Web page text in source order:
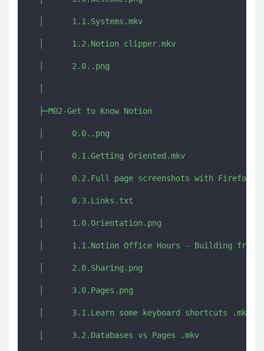
  │      1.1.Systems.mkv
  │      1.2.Notion clipper.mkv
  │      2.0..png
  ├─M02-Get to Know Notion
  │      0.0..png
  │      0.1.Getting Oriented.mkv
│      0.2.Full page screenshots with
  │      0.3.Links.txt
  │      1.0.Orientation.png
│      1.1.Notion Office Hours - Building from
  │      2.0.Sharing.png
  │      3.0.Pages.png
  │      3.1.Learn some keyboard shortcuts .mkv
  │      3.2.Databases vs Pages .mkv